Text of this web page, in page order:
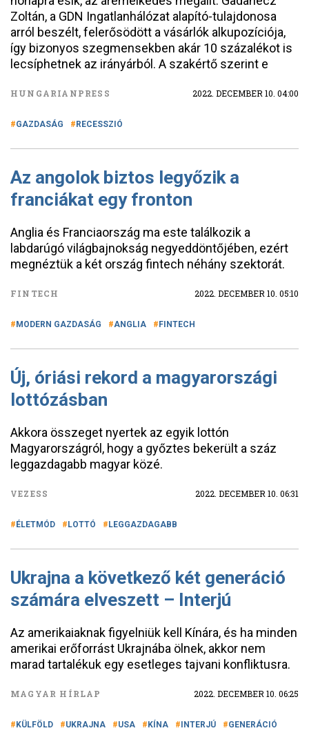
Zoltán, a GDN Ingatlanhálózat alapító-tulajdonosa
arról beszélt, felerősödött a vásárlók alkupozíciója,
így bizonyos szegmensekben akár 10 százalékot is
lecsíphetnek az irányárból. A szakértő szerint e
HUNGARIANPRESS 2022. DECEMBER 10. 04:00
GAZDASÁG RECESSZIÓ
Az angolok biztos legyőzik a
franciákat egy fronton
Anglia és Franciaország ma este találkozik a
labdarúgó világbajnokság negyeddöntőjében, ezért
megnéztük a két ország fintech néhány szektorát.
FINTECH 2022. DECEMBER 10. 05:10
MODERN GAZDASÁG ANGLIA FINTECH
Új, óriási rekord a magyarországi
lottózásban
Akkora összeget nyertek az egyik lottón
Magyarországról, hogy a győztes bekerült a száz
leggazdagabb magyar közé.
VEZESS 2022. DECEMBER 10. 06:31
ÉLETMÓD LOTTÓ LEGGAZDAGABB
Ukrajna a következő két generáció
számára elveszett – Interjú
Az amerikaiaknak figyelniük kell Kínára, és ha minden
amerikai erőforrást Ukrajnába ölnek, akkor nem
marad tartalékuk egy esetleges tajvani konfliktusra.
MAGYAR HÍRLAP 2022. DECEMBER 10. 06:25
KÜLFÖLD UKRAJNA USA KÍNA INTERJÚ
GENERÁCIÓ